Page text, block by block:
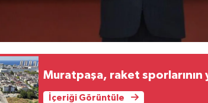
Muratpaşa, raket
İçeriği Görüntüle